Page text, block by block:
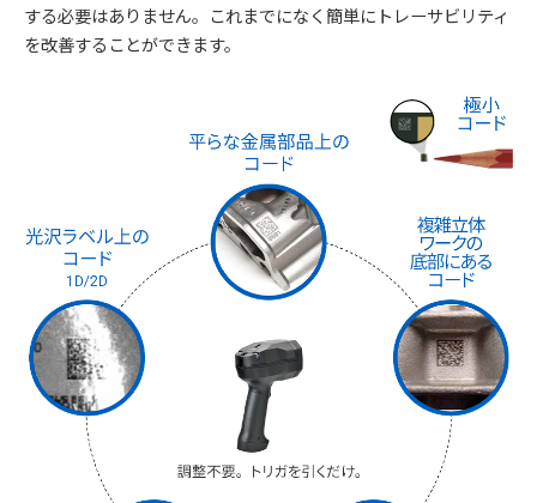
する必要はありません。これまでになく簡単にトレーサビリティ
を改善することができます。